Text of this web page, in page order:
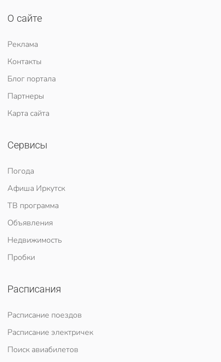
О сайте
Реклама
Контакты
Блог портала
Партнеры
Карта сайта
Сервисы
Погода
Афиша Иркутск
ТВ программа
Объявления
Недвижимость
Пробки
Расписания
Расписание поездов
Расписание электричек
Поиск авиабилетов